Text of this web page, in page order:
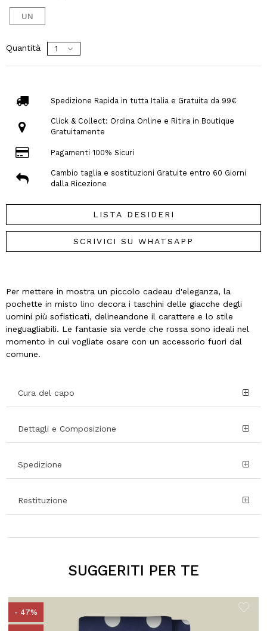
UN
Quantità
Spedizione Rapida in tutta Italia e Gratuita da 99€
Click & Collect: Ordina Online e Ritira in Boutique
Gratuitamente
Pagamenti 100% Sicuri
Cambio taglia e sostituzioni Gratuite entro 60 Giorni
dalla Ricezione
LISTA DESIDERI
SCRIVICI SU WHATSAPP
Per mettere in mostra un piccolo cadeau d'eleganza, la
pochette in misto lino decora i taschini delle giacche degli
uomini più sofisticati, delineandone il carattere e lo stile
ineguagliabili. Le fantasie sia verde che rossa sono ideali nel
momento in cui vogliate osare con un accessorio fuori dal
comune.
Cura del capo
Dettagli e Composizione
Spedizione
Restituzione
SUGGERITI PER TE
- 47%